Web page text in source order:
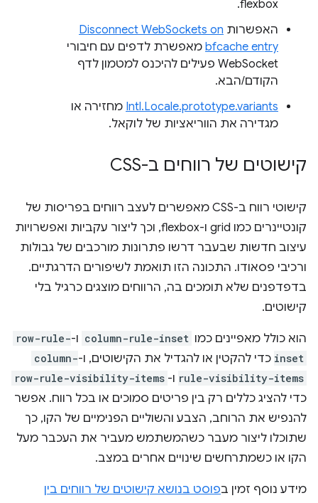
flexbox.
האפשרות Disconnect WebSockets on
bfcache entry מאפשרת לדפים עם חיבורי
WebSocket פעילים להיכנס למטמון לדף
הקודם/הבא.
Intl.Locale.prototype.variants מחזירה או
מגדירה את הווריאציות של לוקאל.
קישוטים של רווחים ב-CSS
קישוטי רווח ב-CSS מאפשרים לעצב רווחים בפריסות של
קונטיינרים כמו grid ו-flexbox, וכך ליצור עקביות ואפשרויות
עיצוב חדשות שבעבר דרשו פתרונות מורכבים של גבולות
ורכיבי פסאודו. התכונה הזו תואמת לשיפורים הדרגתיים.
בדפדפנים שלא תומכים בה, הרווחים מוצגים כרגיל בלי
קישוטים.
הוא כולל מאפיינים כמו column-rule-inset ו-row-rule-
inset כדי להקטין או להגדיל את הקישוטים, ו-column-
rule-visibility-items ו- row-rule-visibility-items
כדי להציג כללים רק בין פריטים סמוכים או בכל רווח. אפשר
להנפיש את הרוחב, הצבע והשוליים הפנימיים של הקו, כך
שתוכלו ליצור מעבר כשהמשתמש מעביר את העכבר מעל
הקו או כשמתרחשים שינויים אחרים במצב.
מידע נוסף זמין בפוסט בנושא קישוטים של רווחים בין